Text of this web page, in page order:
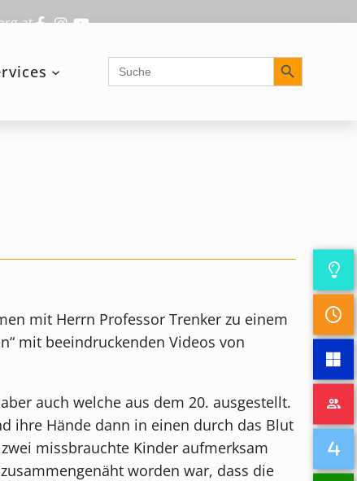
Search
for:
Search Button
mit Herrn Professor Trenker zu einem
mit beeindruckenden Videos von
auch welche aus dem 20. ausgestellt.
ihre Hände dann in einen durch das Blut
missbrauchte Kinder aufmerksam
worden war, dass die